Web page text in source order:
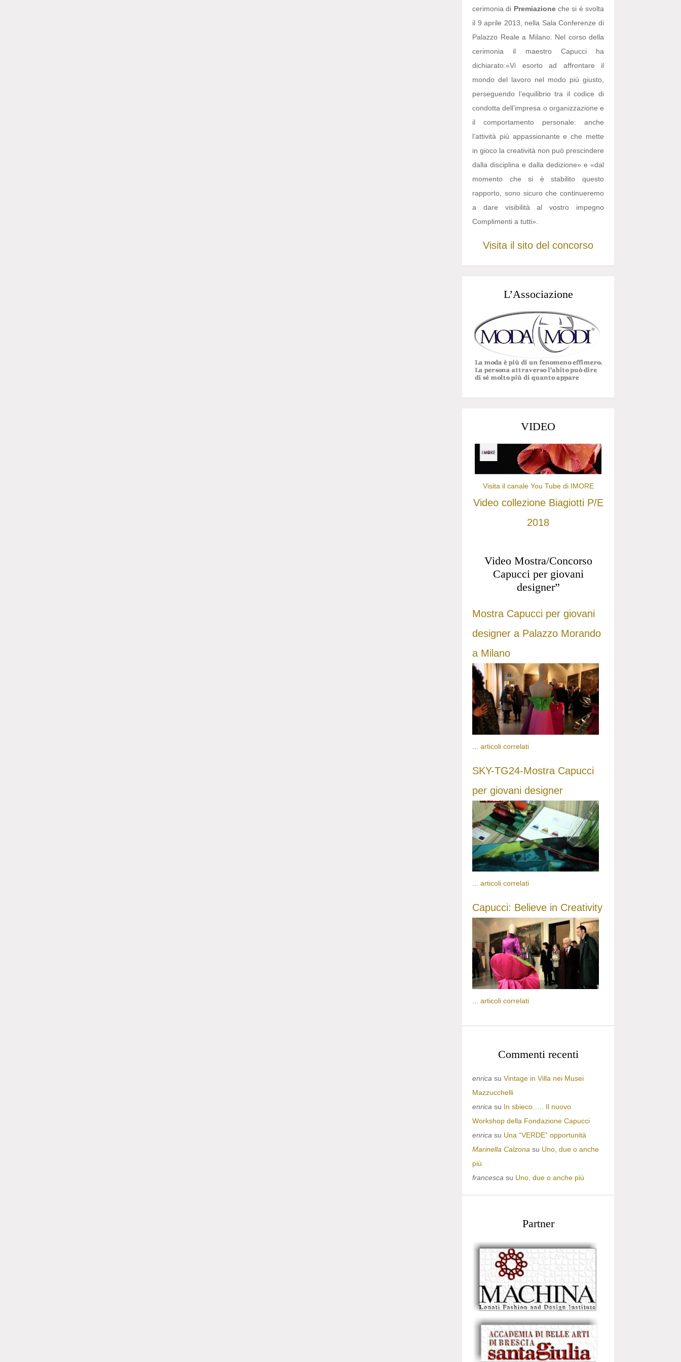
cerimonia di Premiazioneche si è svolta
il 9 aprile 2013, nella Sala Conferenze di
Palazzo Reale a Milano. Nel corso della
cerimonia il maestro Capucci ha
dichiarato:«Vi esorto ad affrontare il
mondo del lavoro nel modo più giusto,
perseguendo l’equilibrio tra il codice di
condotta dell’impresa o organizzazione e
il comportamento personale: anche
l’attività più appassionante e che mette
in gioco la creatività non può prescindere
dalla disciplina e dalla dedizione» e «dal
momento che si è stabilito questo
rapporto, sono sicuro che continueremo
a dare visibilità al vostro impegno
Complimenti a tutti».
Visita il sito del concorso
L’Associazione
VIDEO
Visita il canale You Tube di IMORE
Video collezione Biagiotti P/E
2018
Video Mostra/Concorso
Capucci per giovani
designer”
Mostra Capucci per giovani
designer a Palazzo Morando
a Milano
articoli correlati
SKY-TG24-Mostra Capucci
per giovani designer
... articoli correlati
Capucci: Believe in Creativity
articoli correlati
Commenti recenti
enrica su Vintage in Villa nei Musei
Mazzucchelli
enrica su In sbieco….. Il nuovo
Workshop della Fondazione Capucci
enrica su Una “VERDE” opportunità
Marinella Calzona su Uno, due o anche
più
francesca su Uno, due o anche più
Partner